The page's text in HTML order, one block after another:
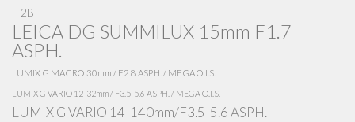
F-2B
LEICA DG SUMMILUX 15mm F1.7
ASPH.
LUMIX G MACRO 30mm / F2.8 ASPH. / MEGA O.I.S.
LUMIX G VARIO 12-32mm / F3.5-5.6 ASPH. / MEGA O.I.S.
LUMIX G VARIO 14-140mm/F3.5-5.6 ASPH.